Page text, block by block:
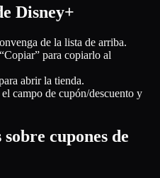
Disney+
de la lista de arriba.
para copiarlo al
abrir la tienda.
campo de cupón/descuento y
cupones de